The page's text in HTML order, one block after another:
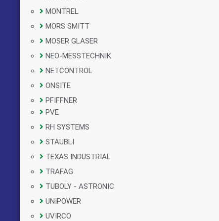
MONTREL
MORS SMITT
MOSER GLASER
NEO-MESSTECHNIK
NETCONTROL
ONSITE
PFIFFNER
PVE
RH SYSTEMS
STAUBLI
TEXAS INDUSTRIAL
TRAFAG
TUBOLY - ASTRONIC
UNIPOWER
UVIRCO